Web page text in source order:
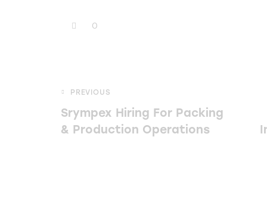
0
PREVIOUS
Srympex Hiring For Packing
& Production Operations